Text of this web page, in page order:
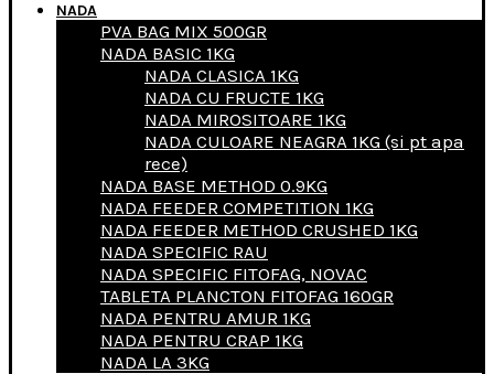
NADA
PVA BAG MIX 500GR
NADA BASIC 1KG
NADA CLASICA 1KG
NADA CU FRUCTE 1KG
NADA MIROSITOARE 1KG
NADA CULOARE NEAGRA 1KG (si pt apa
rece)
NADA BASE METHOD 0.9KG
NADA FEEDER COMPETITION 1KG
NADA FEEDER METHOD CRUSHED 1KG
NADA SPECIFIC RAU
NADA SPECIFIC FITOFAG, NOVAC
TABLETA PLANCTON FITOFAG 160GR
NADA PENTRU AMUR 1KG
NADA PENTRU CRAP 1KG
NADA LA 3KG